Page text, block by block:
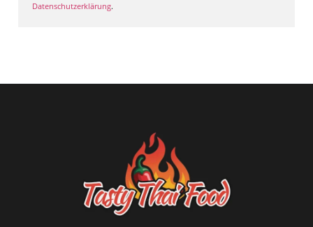
Datenschutzerklärung.